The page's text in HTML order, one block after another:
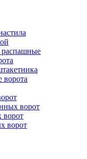
распашные
ворот
ворот
ворот